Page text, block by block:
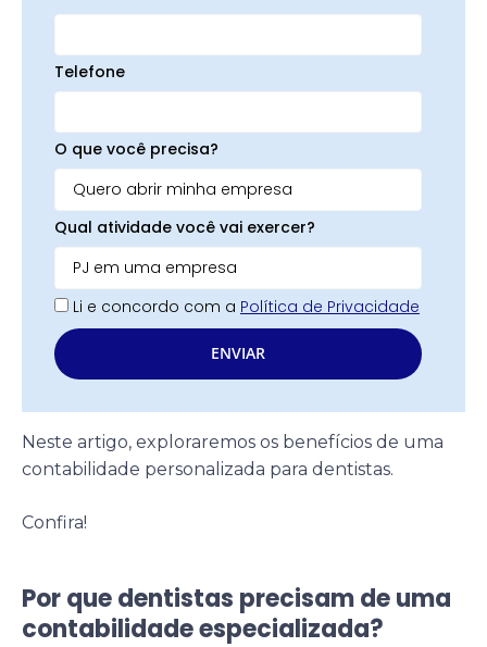
Telefone
O que você precisa?
Qual atividade você vai exercer?
Li e concordo com a Política de Privacidade
ENVIAR
Neste artigo, exploraremos os benefícios de uma
contabilidade personalizada para dentistas.
Confira!
Por que dentistas precisam de uma
contabilidade especializada?